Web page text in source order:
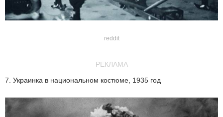
reddit
РЕКЛАМА
7. Украинка в национальном костюме, 1935 год